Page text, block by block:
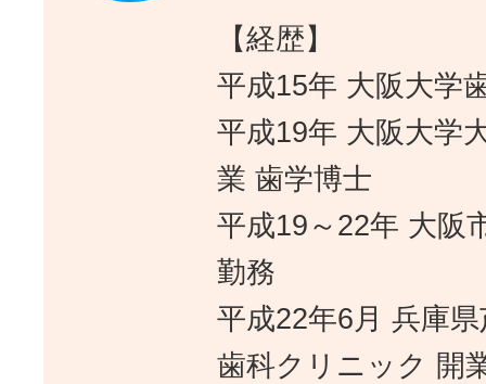
【経歴】
平成15年 大阪大学
平成19年 大阪大学
業 歯学博士
平成19～22年 大阪
勤務
平成22年6月 兵庫
歯科クリニック 開